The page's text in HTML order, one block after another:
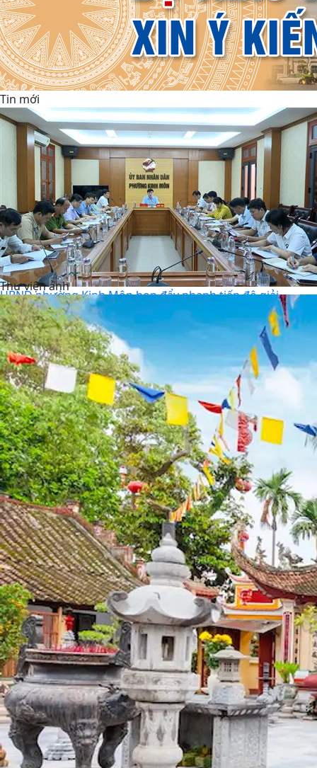
Tin mới
UBND phường Kinh Môn họp đẩy nhanh tiến độ giải
phóng mặt bằng các dự án
Khai mạc Chung kết Hội thi lực lượng tham gia bảo vệ
ANTT ở cơ sở giỏi toàn quốc lần thứ nhất, năm...
Thư viện ảnh